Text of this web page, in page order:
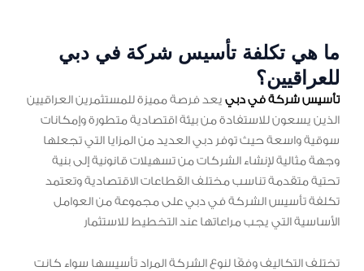
ما هي تكلفة تأسيس شركة في دبي
للعراقيين؟
تأسيس شركة في دبي يعد فرصة مميزة للمستثمرين العراقيين
الذين يسعون للاستفادة من بيئة اقتصادية متطورة وإمكانات
سوقية واسعة حيث توفر دبي العديد من المزايا التي تجعلها
وجهة مثالية لإنشاء الشركات من تسهيلات قانونية إلى بنية
تحتية متقدمة تناسب مختلف القطاعات الاقتصادية وتعتمد
تكلفة تأسيس الشركة في دبي على مجموعة من العوامل
الأساسية التي يجب مراعاتها عند التخطيط للاستثمار
تختلف التكاليف وفقًا لنوع الشركة المراد تأسيسها سواء كانت